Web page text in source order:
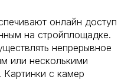
онлайн доступ
на стройплощадке.
непрерывное
или несколькими
Картинки с камер